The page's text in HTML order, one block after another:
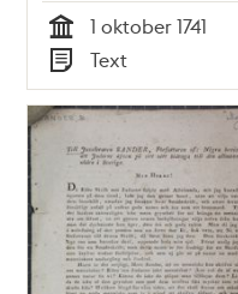
tiggeriers
hämmande" 1741
Tid
1 oktober 1741
Typ
Text